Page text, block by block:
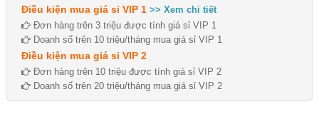
Điều kiện mua giá sỉ VIP 1 >> Xem chi tiết
Đơn hàng trên 3 triệu được tính giá sỉ VIP 1
Doanh số trên 10 triệu/tháng mua giá sỉ VIP 1
Điều kiện mua giá sỉ VIP 2
Đơn hàng trên 10 triệu được tính giá sỉ VIP 2
Doanh số trên 20 triệu/tháng mua giá sỉ VIP 2